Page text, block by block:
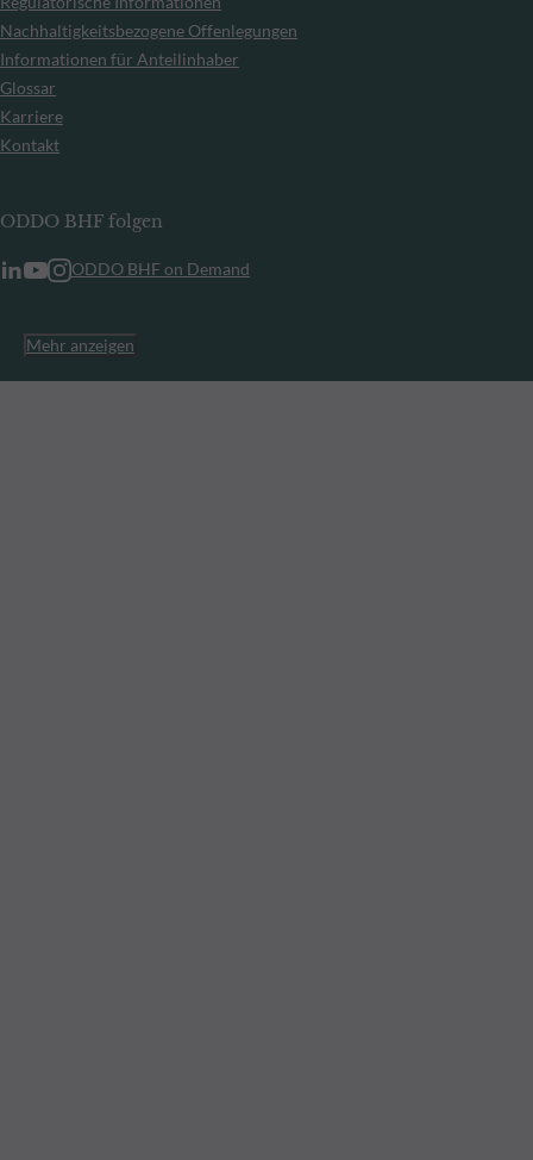
Nachhaltigkeitsbezogene Offenlegungen
Informationen für Anteilinhaber
Glossar
Karriere
Kontakt
ODDO BHF folgen
ODDO BHF on Demand
Mehr anzeigen